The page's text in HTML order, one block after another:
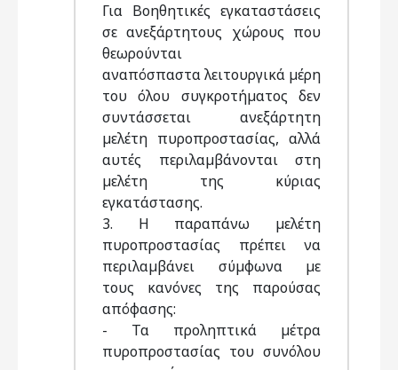
Για Βοηθητικές εγκαταστάσεις
σε ανεξάρτητους χώρους που
θεωρούνται
αναπόσπαστα λειτουργικά µέρη
του όλου συγκροτήµατος δεν
συντάσσεται ανεξάρτητη
µελέτη πυροπροστασίας, αλλά
αυτές περιλαµβάνονται στη
µελέτη της κύριας
εγκατάστασης.
3. Η παραπάνω µελέτη
πυροπροστασίας πρέπει να
περιλαµβάνει σύµφωνα µε
τους κανόνες της παρούσας
απόφασης:
- Τα προληπτικά µέτρα
πυροπροστασίας του συνόλου